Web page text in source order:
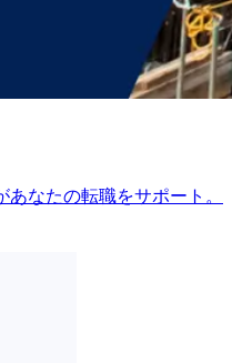
なたの転職をサポート。